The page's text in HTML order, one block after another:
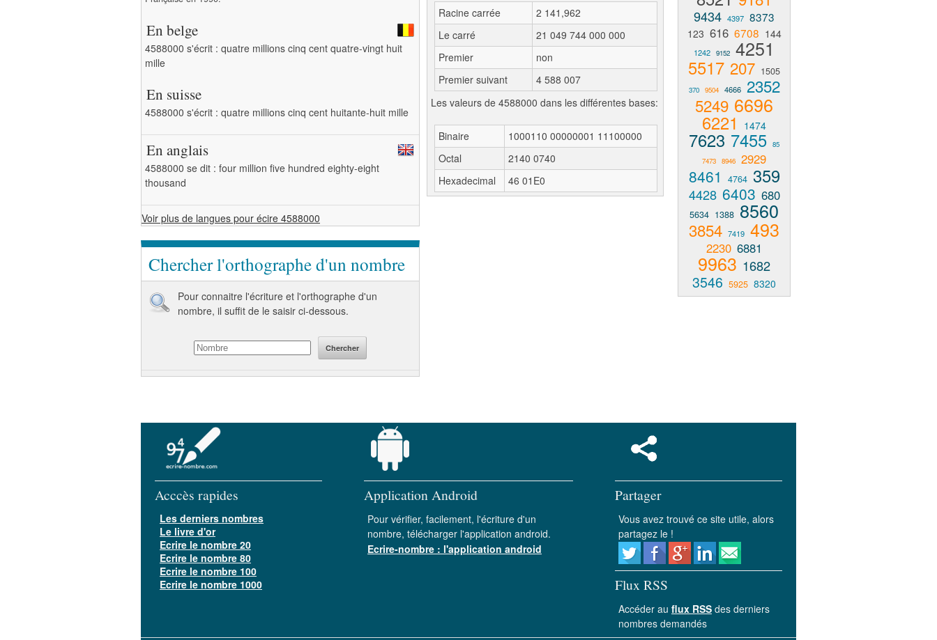
En belge
4588000 s'écrit : quatre millions cinq cent quatre-vingt huit
mille
En suisse
4588000 s'écrit : quatre millions cinq cent huitante-huit mille
En anglais
4588000 se dit : four million five hundred eighty-eight
thousand
Voir plus de langues pour écire 4588000
Chercher l'orthographe d'un nombre
Pour connaitre l'écriture et l'orthographe d'un
nombre, il suffit de le saisir ci-dessous.
Racine carrée
2 141,962
Le carré
21 049 744 000 000
Premier
non
Premier suivant
4 588 007
Les valeurs de 4588000 dans les différentes bases:
Binaire
1000110 00000001 11100000
Octal
2140 0740
Hexadecimal
46 01E0
9434 4397 8373
123 616 6708 144
1242 9152 4251
5517 207 1505
370 9504 4666 2352
5249 6696
6221 1474
7623 7455 85
7473 8946 2929
8461 4764 359
4428 6403 680
5634 1388 8560
3854 7419 493
2230 6881
9963 1682
3546 5925 8320
Acccès rapides
Les derniers nombres
Le livre d'or
Ecrire le nombre 20
Ecrire le nombre 80
Ecrire le nombre 100
Ecrire le nombre 1000
Application Android
Pour vérifier, facilement, l'écriture d'un
nombre, télécharger l'application android.
Ecrire-nombre : l'application android
Partager
Vous avez trouvé ce site utile, alors
partagez le !
Flux RSS
Accéder au flux RSS des derniers
nombres demandés